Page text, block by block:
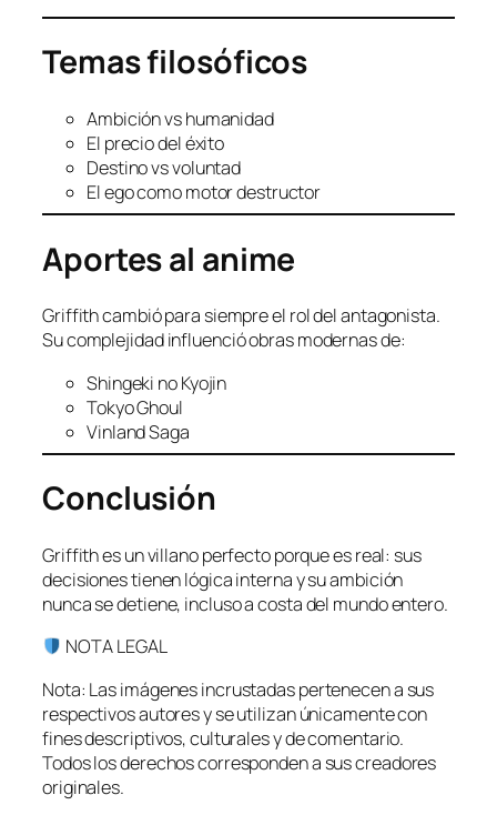
Temas filosóficos
Ambición vs humanidad
El precio del éxito
Destino vs voluntad
El ego como motor destructor
Aportes al anime
Griffith cambió para siempre el rol del antagonista.
Su complejidad influenció obras modernas de:
Shingeki no Kyojin
Tokyo Ghoul
Vinland Saga
Conclusión
Griffith es un villano perfecto porque es real: sus
decisiones tienen lógica interna y su ambición
nunca se detiene, incluso a costa del mundo entero.
NOTA LEGAL
Nota: Las imágenes incrustadas pertenecen a sus
respectivos autores y se utilizan únicamente con
fines descriptivos, culturales y de comentario.
Todos los derechos corresponden a sus creadores
originales.